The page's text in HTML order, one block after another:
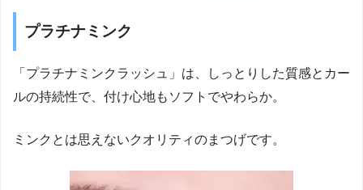
プラチナミンク
「プラチナミンクラッシュ」は、しっとりした質感とカー
ルの持続性で、付け心地もソフトでやわらか。
ミンクとは思えないクオリティのまつげです。